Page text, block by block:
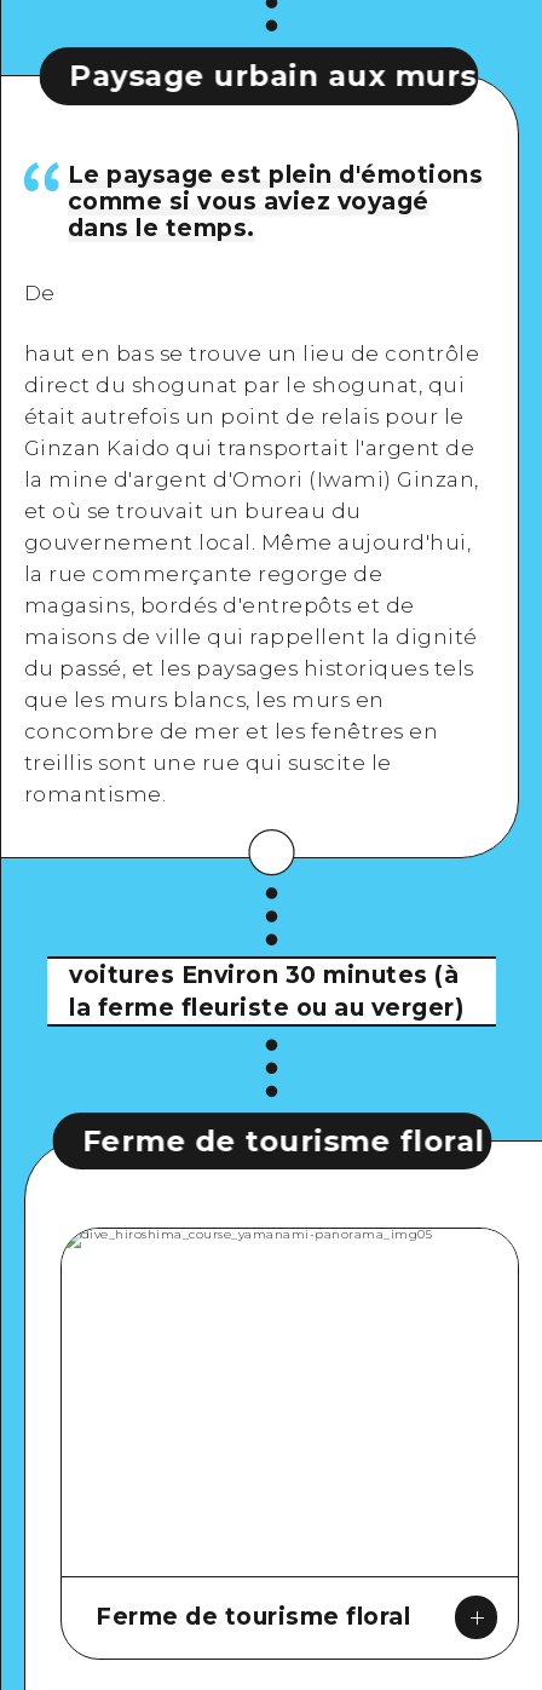
urbain aux murs blancs
Le paysage est plein d'émotions
comme si vous aviez voyagé
dans le temps.
De
haut en bas se trouve un lieu de contrôle
direct du shogunat par le shogunat, qui
était autrefois un point de relais pour le
Ginzan Kaido qui transportait l'argent de
la mine d'argent d'Omori (Iwami) Ginzan,
et où se trouvait un bureau du
gouvernement local. Même aujourd'hui,
la rue commerçante regorge de
magasins, bordés d'entrepôts et de
maisons de ville qui rappellent la dignité
du passé, et les paysages historiques tels
que les murs blancs, les murs en
concombre de mer et les fenêtres en
treillis sont une rue qui suscite le
romantisme.
voitures Environ 30 minutes (à
la ferme fleuriste ou au verger)
de tourisme floral Ferme
Ferme de tourisme floral